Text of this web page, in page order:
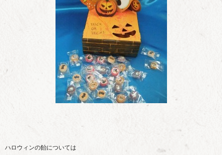
ハロウィンの飴については